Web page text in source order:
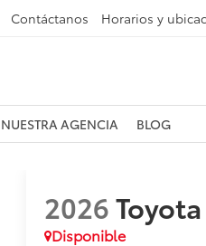
Contáctanos Horarios y
NUESTRA AGENCIA BLOG
2026Toyota
Disponible